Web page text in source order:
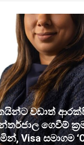
වඩාත්
ගෙවීම්
Visa සමාගම